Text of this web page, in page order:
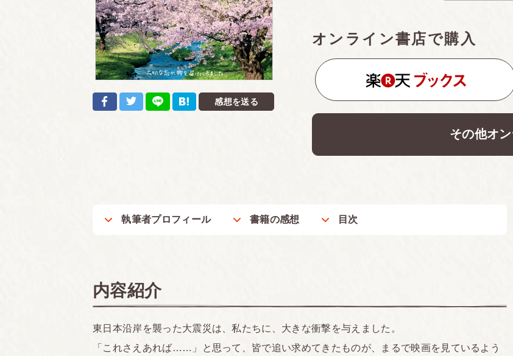
オンライン書店で購入
その他オ
感想を送る
執筆者プロフィール 書籍の感想 目次
内容紹介
東日本沿岸を襲った大震災は、私たちに、大きな衝撃を与えました。
「これさえあれば……」と思って、皆で追い求めてきたものが、まるで映画を見ているよう